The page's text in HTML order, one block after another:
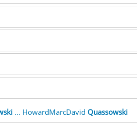
... HowardMarcDavid Quassowski